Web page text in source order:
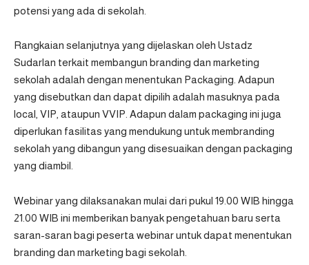
potensi yang ada di sekolah.
Rangkaian selanjutnya yang dijelaskan oleh Ustadz
Sudarlan terkait membangun branding dan marketing
sekolah adalah dengan menentukan Packaging. Adapun
yang disebutkan dan dapat dipilih adalah masuknya pada
local, VIP, ataupun VVIP. Adapun dalam packaging ini juga
diperlukan fasilitas yang mendukung untuk membranding
sekolah yang dibangun yang disesuaikan dengan packaging
yang diambil.
Webinar yang dilaksanakan mulai dari pukul 19.00 WIB hingga
21.00 WIB ini memberikan banyak pengetahuan baru serta
saran-saran bagi peserta webinar untuk dapat menentukan
branding dan marketing bagi sekolah.